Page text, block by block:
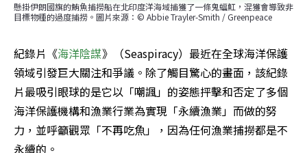
懸掛伊朗國旗的鮪魚捕撈船在北印度洋海域捕獲了一條鬼蝠魟，混獲會導致非
目標物種的過度捕撈。圖片來源：© Abbie Trayler-Smith / Greenpeace
紀錄片《海洋陰謀》（Seaspiracy）最近在全球海洋保護
領域引發巨大關注和爭議。除了觸目驚心的畫面，該紀錄
片最吸引眼球的是它以「嘲諷」的姿態抨擊和否定了多個
海洋保護機構和漁業行業為實現「永續漁業」而做的努
力，並呼籲觀眾「不再吃魚」，因為任何漁業捕撈都是不
永續的。